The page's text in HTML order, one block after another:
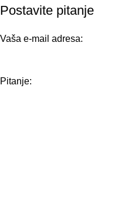
Postavite pitanje
Vaša e-mail adresa:
Pitanje: